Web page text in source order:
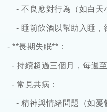
-不良應對行為（如白天
- 睡前飲酒以幫助入睡，
- **長期失眠** ：
-持續超過三個月，每週至
-常見共病：
-精神與情緒問題（如